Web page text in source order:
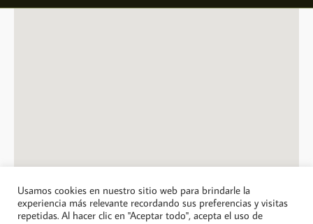
© 2026 A Casa Jose Saramago. Todos los derechos reservados.
Usamos cookies en nuestro sitio web para brindarle la
experiencia más relevante recordando sus preferencias y visitas
repetidas. Al hacer clic en "Aceptar todo", acepta el uso de